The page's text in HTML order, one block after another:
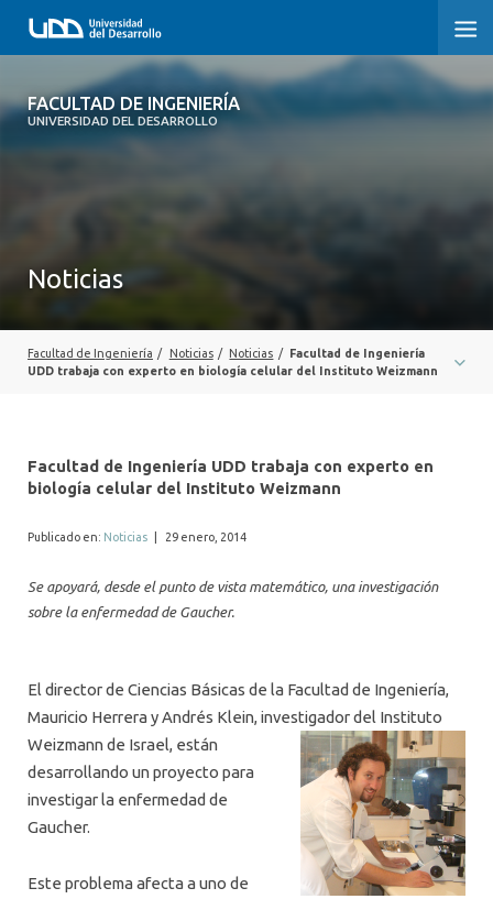
FACULTAD DE INGENIERÍA
UNIVERSIDAD DEL DESARROLLO
FACULTAD DE INGENIERÍA
INNOVACIÓN Y EMPRENDIMIENTO
ALUMNI
MEDIOS
EVENTOS
Noticias
Facultad de Ingeniería / Noticias / Noticias /
Facultad de Ingeniería
UDD trabaja con experto en biología celular del Instituto Weizmann
Facultad de Ingeniería UDD trabaja con experto en
biología celular del Instituto Weizmann
Publicado en: Noticias 29 enero, 2014
Se apoyará, desde el punto de vista matemático, una investigación
sobre la enfermedad de Gaucher.
El director de Ciencias Básicas de la Facultad de Ingeniería,
Mauricio Herrera y Andrés Klein, investigador del Instituto
Weizmann de Israel, están
desarrollando un proyecto para
investigar la enfermedad de
Gaucher.
Este problema afecta a uno de